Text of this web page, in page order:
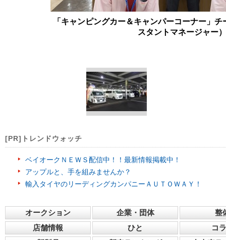
「キャンピングカー＆キャンパーコーナー」
スタントマネージャー）
[PR]トレンドウォッチ
ベイオークＮＥＷＳ配信中！！最新情報掲載中！
アップルと、手を組みませんか？
輸入タイヤのリーディングカンパニーＡＵＴＯＷＡＹ！
オークション 企業・団体
整
店舗情報
ひと
コ